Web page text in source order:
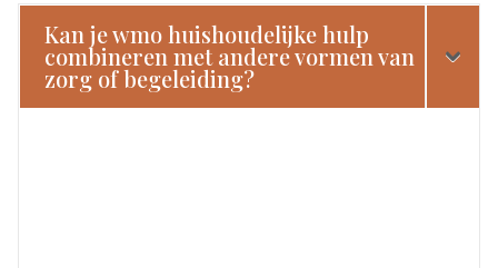
Kan je wmo huishoudelijke hulp
combineren met andere vormen van
zorg of begeleiding?